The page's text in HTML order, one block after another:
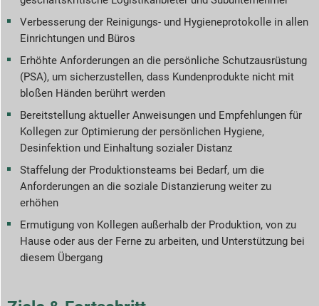
Verbesserung der Reinigungs- und Hygieneprotokolle in allen
Einrichtungen und Büros
Erhöhte Anforderungen an die persönliche Schutzausrüstung
(PSA), um sicherzustellen, dass Kundenprodukte nicht mit
bloßen Händen berührt werden
Bereitstellung aktueller Anweisungen und Empfehlungen für
Kollegen zur Optimierung der persönlichen Hygiene,
Desinfektion und Einhaltung sozialer Distanz
Staffelung der Produktionsteams bei Bedarf, um die
Anforderungen an die soziale Distanzierung weiter zu
erhöhen
Ermutigung von Kollegen außerhalb der Produktion, von zu
Hause oder aus der Ferne zu arbeiten, und Unterstützung bei
diesem Übergang